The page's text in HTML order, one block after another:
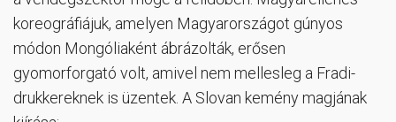
koreográfiájuk, amelyen Magyarországot gúnyos
módon Mongóliaként ábrázolták, erősen
gyomorforgató volt, amivel nem mellesleg a Fradi-
drukkereknek is üzentek. A Slovan kemény magjának